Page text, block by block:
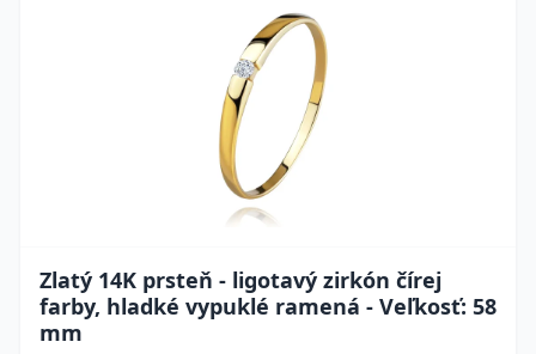
Zlatý 14K prsteň - ligotavý zirkón čírej
farby, hladké vypuklé ramená - Veľkosť: 58
mm